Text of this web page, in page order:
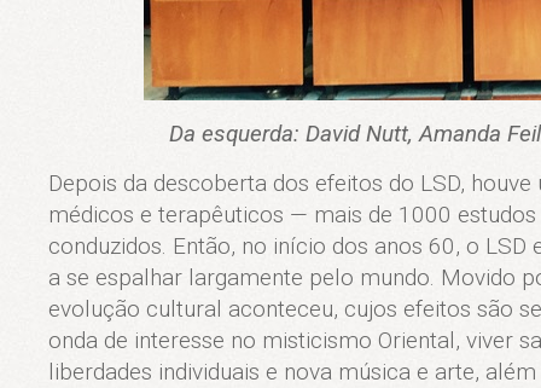
Da esquerda: David Nutt, Amanda
Depois da descoberta dos efeitos do LSD,
médicos e terapêuticos — mais de 1000
conduzidos. Então, no início dos anos 60, o
a se espalhar largamente pelo mundo. Movido
evolução cultural aconteceu, cujos efeitos são
onda de interesse no misticismo Oriental, viver
liberdades individuais e nova música e arte,